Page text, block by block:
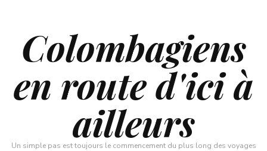
Colombagiens
en route d'ici à
ailleurs
Un simple pas est toujours le commencement du plus long des voyages